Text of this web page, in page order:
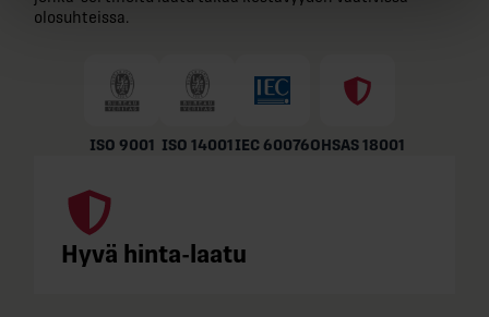
olosuhteissa.
ISO 9001 ISO 14001IEC 60076OHSAS 18001
Hyvä hinta-laatu